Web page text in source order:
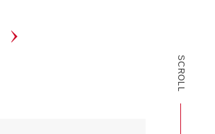
SCROLL